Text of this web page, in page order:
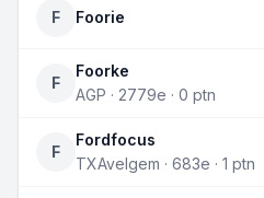
F Foorie
F
Foorke
AGP · 2779e · 0 ptn
F
Fordfocus
TXAvelgem · 683e · 1 ptn